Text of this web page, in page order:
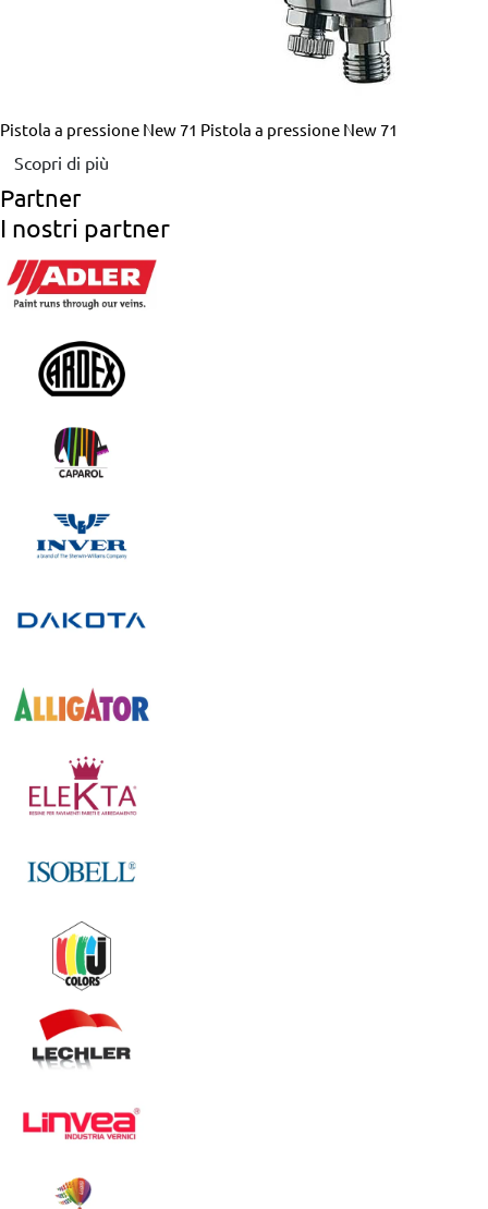
Pistola a pressione New 71 Pistola a pressione New 71
Scopri di più
Partner
I nostri partner